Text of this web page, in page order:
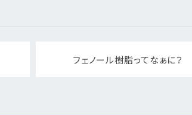
フェノール樹脂ってなぁに？